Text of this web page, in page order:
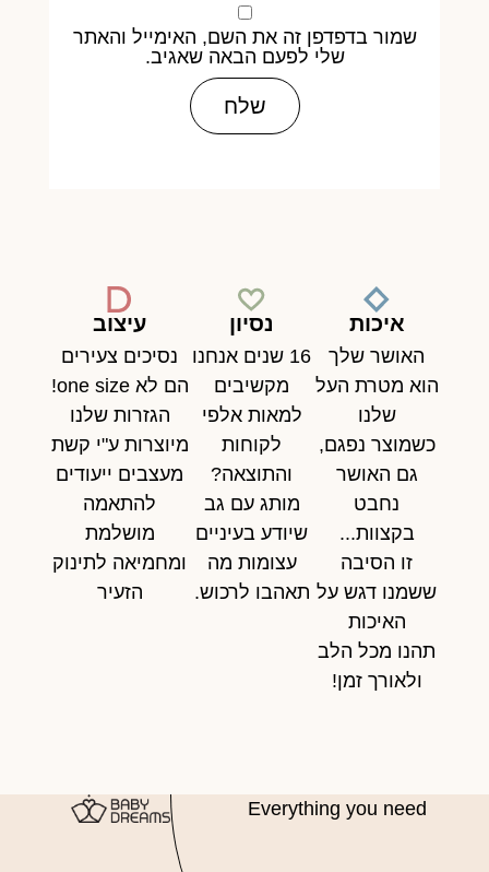
שמור בדפדפן זה את השם, האימייל והאתר
שלי לפעם הבאה שאגיב.
איכות
האושר שלך
הוא מטרת העל
שלנו
כשמוצר נפגם,
גם האושר
נחבט
בקצוות...
זו הסיבה
ששמנו דגש על
האיכות
תהנו מכל הלב
ולאורך זמן!
נסיון
16 שנים אנחנו
מקשיבים
למאות אלפי
לקוחות
והתוצאה?
מותג עם גב
שיודע בעיניים
עצומות מה
תאהבו לרכוש.
עיצוב
נסיכים צעירים
הם לא one size!
הגזרות שלנו
מיוצרות ע"י קשת
מעצבים ייעודים
להתאמה
מושלמת
ומחמיאה לתינוק
הזעיר
Everything you need